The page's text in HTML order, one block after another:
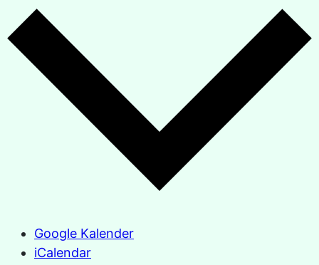
Google Kalender
iCalendar